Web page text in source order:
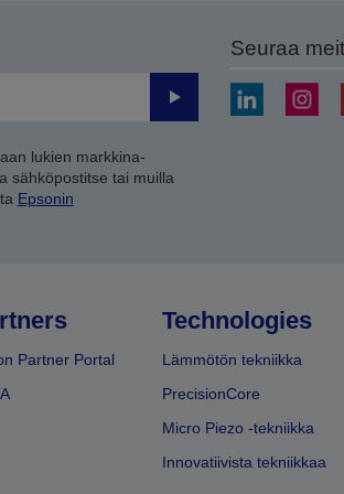
Lähetä
lukien markkina-
sähköpostitse tai muilla
Epsonin
Seuraa
Partner Portal
Technologies
Lämmötön tekniikka
PrecisionCore
Micro Piezo -tekniikka
Innovatiivista tekniikkaa